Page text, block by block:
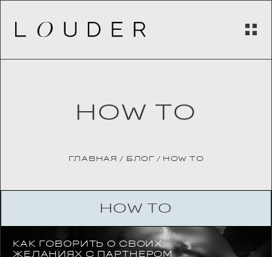
HOW TO
ГЛАВНАЯ / БЛОГ/ HOW TO
HOW TO
КАК ГОВОРИТЬ О СВОИХ
ЖЕЛАНИЯХ С ПАРТНЕРОМ